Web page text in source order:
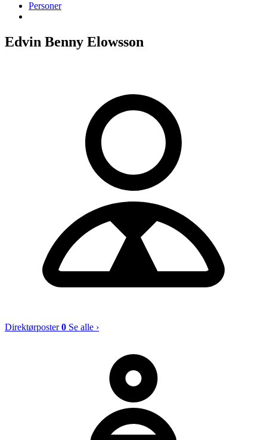
Personer
Edvin Benny Elowsson
Direktørposter0 Se alle ›